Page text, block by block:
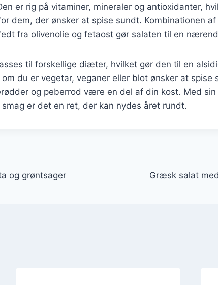
er rig på vitaminer, mineraler og antioxidanter,
dem, der ønsker at spise sundt. Kombinationen af
fra olivenolie og fetaost gør salaten til en
til forskellige diæter, hvilket gør den til en
du er vegetar, veganer eller blot ønsker at spise
og peberrod være en del af din kost. Med sin
er det en ret, der kan nydes året rundt.
og grøntsager Græsk salat